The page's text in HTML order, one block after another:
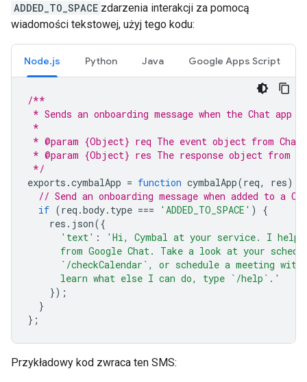
ADDED_TO_SPACE zdarzenia interakcji za pomocą
wiadomości tekstowej, użyj tego kodu:
Node.js Python Java Google Apps Script
/**
* Sends an onboarding message when the Chat app
*
* @param {Object} req The event object from Chat
* @param {Object} res The response object from
*/
exports .cymbalApp = function cymbalApp(req, res)
// Send an onboarding message when added to a
if (req .body. type === 'ADDED_TO_SPACE' )
{
res . json({
'text' :
'Hi, Cymbal at your service. I help
from Google Chat. Take a look at your
`/checkCalendar`, or schedule a meeting
      learn what else I can do, type `/help`.'
});
}
};
Przykładowy kod zwraca ten SMS: